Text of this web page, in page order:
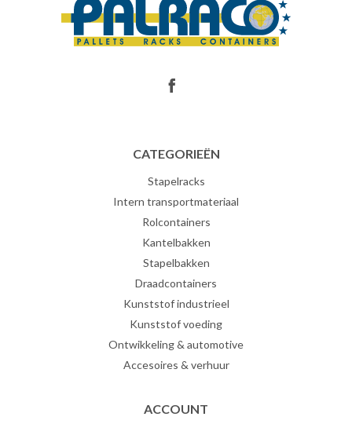
CATEGORIEËN
Stapelracks
Intern transportmateriaal
Rolcontainers
Kantelbakken
Stapelbakken
Draadcontainers
Kunststof industrieel
Kunststof voeding
Ontwikkeling & automotive
Accesoires & verhuur
ACCOUNT